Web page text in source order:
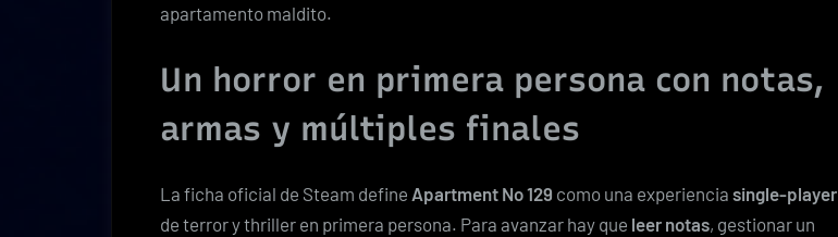
apartamento maldito.
Un horror en primera persona con notas,
armas y múltiples finales
La ficha oficial de Steam define Apartment No 129 como una experiencia single-player
de terror y thriller en primera persona. Para avanzar hay que leer notas, gestionar un